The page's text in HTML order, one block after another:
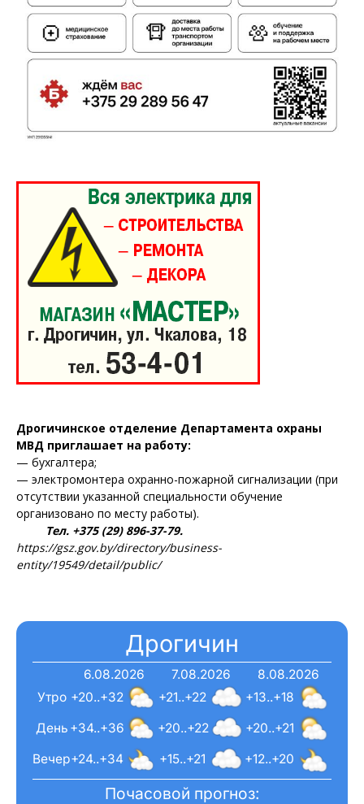
Дрогичинское отделение Департамента охраны
МВД приглашает на работу:
— бухгалтера;
— электромонтера охранно-пожарной сигнализации (при
отсутствии указанной специальности обучение
организовано по месту работы).
Тел. +375 (29) 896-37-79.
https://gsz.gov.by/directory/business-
entity/19549/detail/public/
Дрогичин
6.08.2026
+20..+32
+34..+36
+24..+34
7.08.2026
+21..+22
+20..+22
+15..+21
8.08.2026
+13..+18
+20..+21
+12..+20
Вечер
День
Утро
Почасовой прогноз: